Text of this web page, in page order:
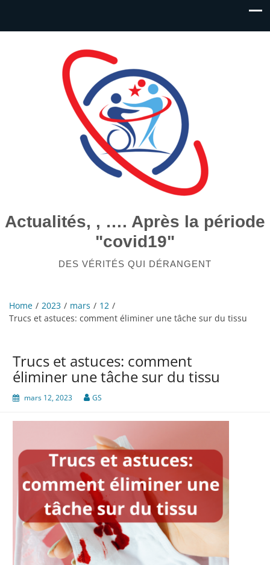
Actualités, , …. Après la période
"covid19"
DES VÉRITÉS QUI DÉRANGENT
Home 2023 mars
12
Trucs et astuces: comment éliminer une tâche sur du tissu
Trucs et astuces: comment
éliminer une tâche sur du tissu
mars 12, 2023 GS